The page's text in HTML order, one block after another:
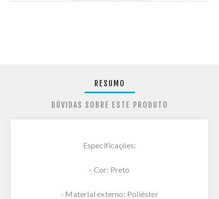
RESUMO
DÚVIDAS SOBRE ESTE PRODUTO
Especificações:
- Cor: Preto
- Material externo: Poliéster